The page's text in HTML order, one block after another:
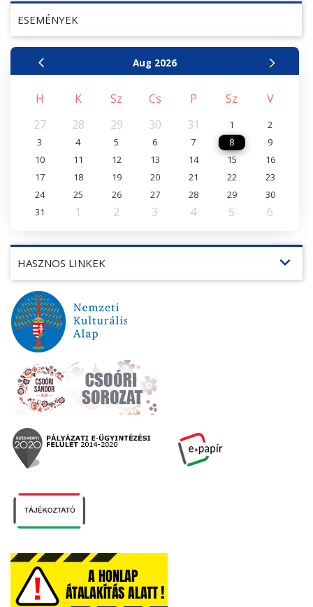
ESEMÉNYEK
Aug 2026
H K Sz Cs P Sz
V
27
28 29 30 31 1
2
3
4 5 6 7 8
9
10
11 12 13 14 15
16
17
18 19 20 21 22
23
24
25 26 27 28 29
30
31
1 2 3 4 5 6
HASZNOS LINKEK expand_more